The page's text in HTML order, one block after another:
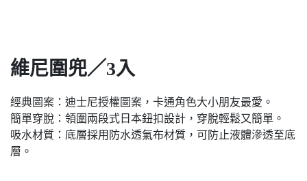
維尼圍兜／3入
經典圖案：迪士尼授權圖案，卡通角色大小朋友最愛。
簡單穿脫：領圍兩段式日本鈕扣設計，穿脫輕鬆又簡單。
吸水材質：底層採用防水透氣布材質，可防止液體滲透至底
層。